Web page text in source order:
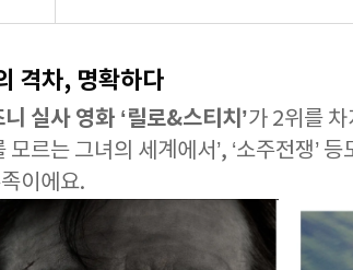
격차, 명확하다
니 실사 영화 ‘릴로&스티치’가 2위를
모르는 그녀의 세계에서’, ‘소주전쟁’
이에요.